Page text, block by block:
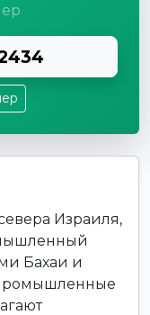
Израиля,
Бахаи и